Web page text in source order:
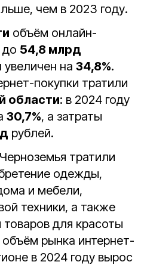
чем в 2023 году.
объём онлайн-
до 54,8 млрд
на 34,8%.
покупки тратили
области: в 2024 году
30,7%, а затраты
рублей.
тратили
одежды,
и мебели,
техники, а также
товаров для красоты
рынка интернет-
в 2024 году вырос